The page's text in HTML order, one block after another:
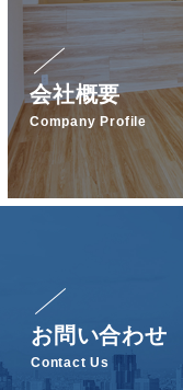
会社概要
Company Profile
お問い合わせ
Contact Us